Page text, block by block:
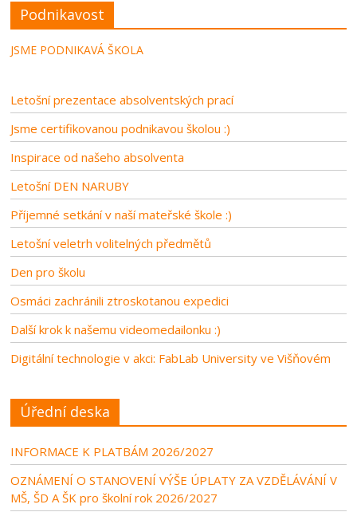
Podnikavost
JSME PODNIKAVÁ ŠKOLA
Letošní prezentace absolventských prací
Jsme certifikovanou podnikavou školou :)
Inspirace od našeho absolventa
Letošní DEN NARUBY
Příjemné setkání v naší mateřské škole :)
Letošní veletrh volitelných předmětů
Den pro školu
Osmáci zachránili ztroskotanou expedici
Další krok k našemu videomedailonku :)
Digitální technologie v akci: FabLab University ve Višňovém
Úřední deska
INFORMACE K PLATBÁM 2026/2027
OZNÁMENÍ O STANOVENÍ VÝŠE ÚPLATY ZA VZDĚLÁVÁNÍ V
MŠ, ŠD A ŠK pro školní rok 2026/2027